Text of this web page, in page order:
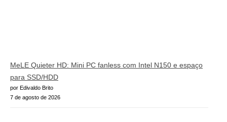
MeLE Quieter HD: Mini PC fanless com Intel N150 e espaço
para SSD/HDD
por Edivaldo Brito
7 de agosto de 2026